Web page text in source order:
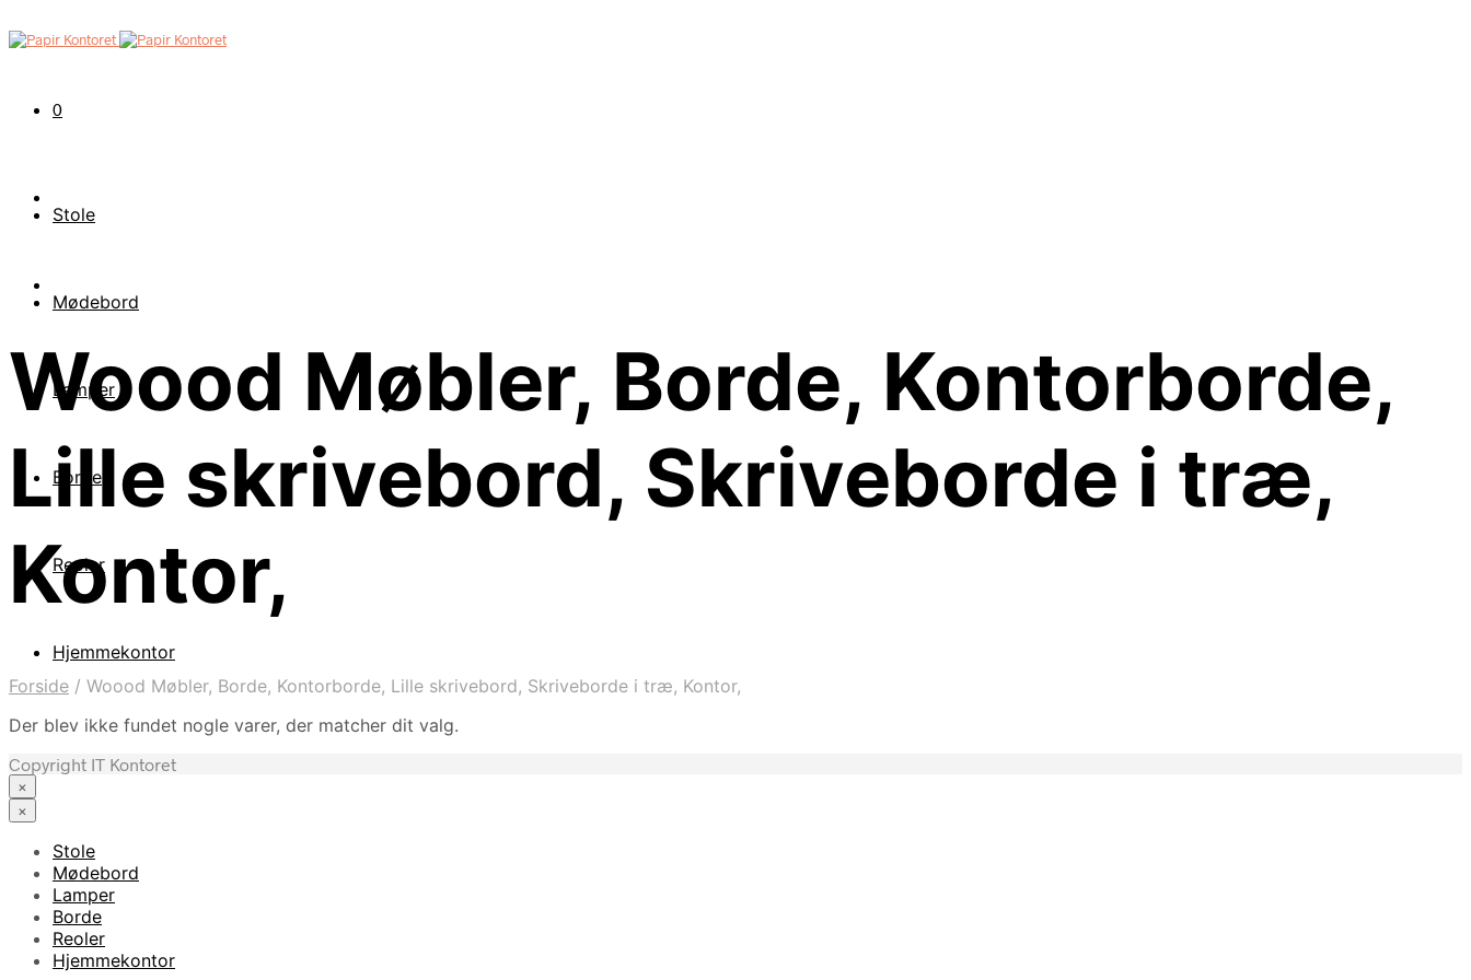
0
Stole
Mødebord
Lamper
Borde
Reoler
Hjemmekontor
Woood Møbler, Borde, Kontorborde,
Lille skrivebord, Skriveborde i træ,
Kontor,
Forside / Woood Møbler, Borde, Kontorborde, Lille skrivebord, Skriveborde i træ, Kontor,
Der blev ikke fundet nogle varer, der matcher dit valg.
Copyright IT Kontoret
×
×
Stole
Mødebord
Lamper
Borde
Reoler
Hjemmekontor